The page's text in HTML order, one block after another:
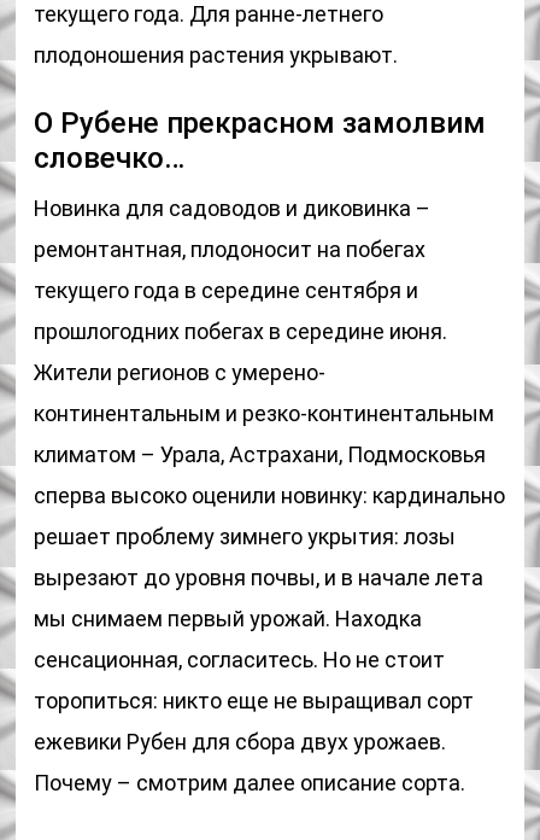
текущего года. Для ранне-летнего
плодоношения растения укрывают.
О Рубене прекрасном замолвим
словечко…
Новинка для садоводов и диковинка –
ремонтантная, плодоносит на побегах
текущего года в середине сентября и
прошлогодних побегах в середине июня.
Жители регионов с умерено-
континентальным и резко-континентальным
климатом – Урала, Астрахани, Подмосковья
сперва высоко оценили новинку: кардинально
решает проблему зимнего укрытия: лозы
вырезают до уровня почвы, и в начале лета
мы снимаем первый урожай. Находка
сенсационная, согласитесь. Но не стоит
торопиться: никто еще не выращивал сорт
ежевики Рубен для сбора двух урожаев.
Почему – смотрим далее описание сорта.